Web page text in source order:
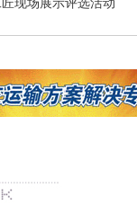
现场展示评选活动